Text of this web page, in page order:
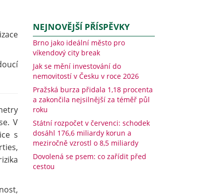
V
s
NEJNOVĚJŠÍ PŘÍSPĚVKY
Brno jako ideální město pro
víkendový city break
Jak se mění investování do
nemovitostí v Česku v roce 2026
Pražská burza přidala 1,18 procenta
a zakončila nejsilnější za téměř půl
roku
Státní rozpočet v červenci: schodek
dosáhl 176,6 miliardy korun a
meziročně vzrostl o 8,5 miliardy
Dovolená se psem: co zařídit před
cestou